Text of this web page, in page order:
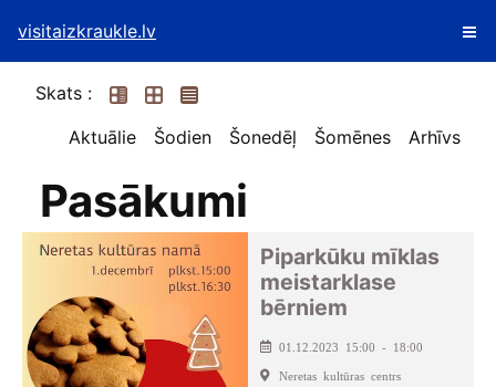
visitaizkraukle.lv
Skats :
Aktuālie
Šodien Šonedēļ Šomēnes Arhīvs
Pasākumi
Piparkūku mīklas
meistarklase
bērniem
01.12.2023 15:00 - 18:00
Neretas kultūras centrs